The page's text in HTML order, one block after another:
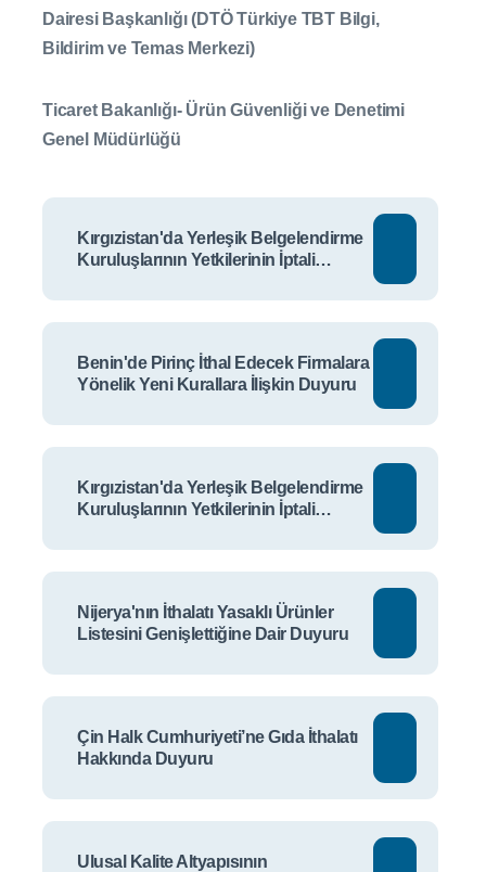
Kırgızistan'da Yerleşik Belgelendirme
Kuruluşlarının Yetkilerinin İptali
Benin'de Pirinç İthal Edecek Firmalara
Yönelik Yeni Kurallara İlişkin Duyuru
Kırgızistan'da Yerleşik Belgelendirme
Kuruluşlarının Yetkilerinin İptali
Nijerya'nın İthalatı Yasaklı Ürünler
Listesini Genişlettiğine Dair Duyuru
Çin Halk Cumhuriyeti’ne Gıda İthalatı
Hakkında Duyuru
Ulusal Kalite Altyapısının
Dairesi Başkanlığı (DTÖ Türkiye TBT Bilgi,
Bildirim ve Temas Merkezi)
Ticaret Bakanlığı- Ürün Güvenliği ve Denetimi
Genel Müdürlüğü